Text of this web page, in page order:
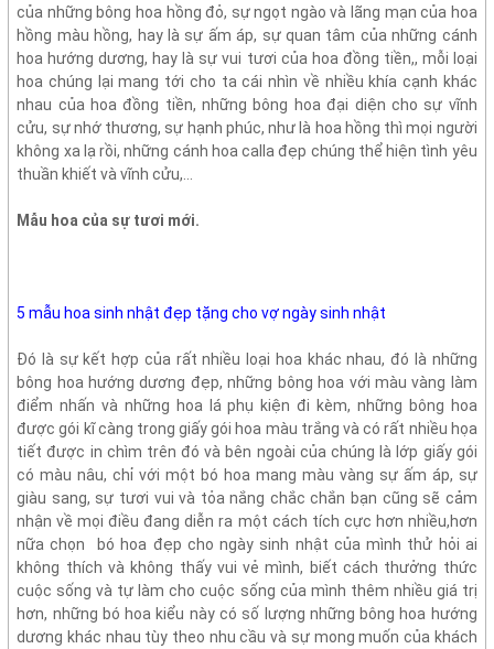
của những bông hoa hồng đỏ, sự ngọt ngào và lãng mạn của hoa
hồng màu hồng, hay là sự ấm áp, sự quan tâm của những cánh
hoa hướng dương, hay là sự vui tươi của hoa đồng tiền,, mỗi loại
hoa chúng lại mang tới cho ta cái nhìn về nhiều khía cạnh khác
nhau của hoa đồng tiền, những bông hoa đại diện cho sự vĩnh
cửu, sự nhớ thương, sự hạnh phúc, như là hoa hồng thì mọi người
không xa lạ rồi, những cánh hoa calla đẹp chúng thể hiện tình yêu
thuần khiết và vĩnh cửu,…
Mẫu hoa của sự tươi mới.
5 mẫu hoa sinh nhật đẹp tặng cho vợ ngày sinh nhật
Đó là sự kết hợp của rất nhiều loại hoa khác nhau, đó là những
bông hoa hướng dương đẹp, những bông hoa với màu vàng làm
điểm nhấn và những hoa lá phụ kiện đi kèm, những bông hoa
được gói kĩ càng trong giấy gói hoa màu trắng và có rất nhiều họa
tiết được in chìm trên đó và bên ngoài của chúng là lớp giấy gói
có màu nâu, chỉ với một bó hoa mang màu vàng sự ấm áp, sự
giàu sang, sự tươi vui và tỏa nắng chắc chắn bạn cũng sẽ cảm
nhận về mọi điều đang diễn ra một cách tích cực hơn nhiều,hơn
nữa chọn
bó hoa đẹp cho ngày sinh nhật của mình thử hỏi ai
không thích và không thấy vui vẻ mình, biết cách thưởng thức
cuộc sống và tự làm cho cuộc sống của mình thêm nhiều giá trị
hơn, những bó hoa kiểu này có số lượng những bông hoa hướng
dương khác nhau tùy theo nhu cầu và sự mong muốn của khách